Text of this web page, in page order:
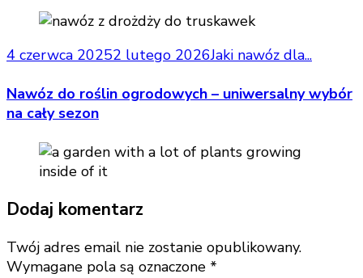
4 czerwca 20252 lutego 2026Jaki nawóz dla...
Nawóz do roślin ogrodowych – uniwersalny wybór
na cały sezon
Dodaj komentarz
Twój adres email nie zostanie opublikowany.
Wymagane pola są oznaczone *